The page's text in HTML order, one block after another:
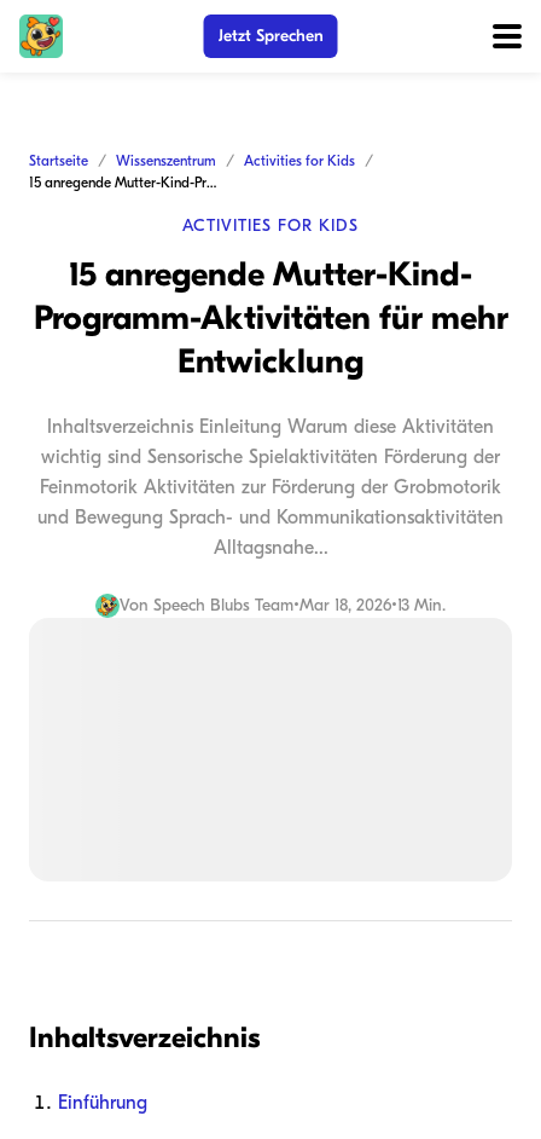
Jetzt Sprechen
Startseite Wissenszentrum
Activities for Kids
15 anregende Mutter-Kind-Programm-Aktivitäten für mehr Entwicklung
ACTIVITIES FOR KIDS
15 anregende Mutter-Kind-
Programm-Aktivitäten für mehr
Entwicklung
Inhaltsverzeichnis Einleitung Warum diese Aktivitäten
wichtig sind Sensorische Spielaktivitäten Förderung der
Feinmotorik Aktivitäten zur Förderung der Grobmotorik
und Bewegung Sprach- und Kommunikationsaktivitäten
Alltagsnahe...
Von Speech Blubs Team•Mar 18, 2026•13 Min.
Inhaltsverzeichnis
Einführung